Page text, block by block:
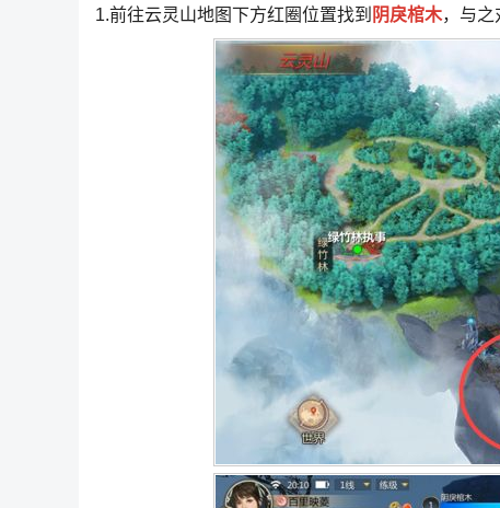
1.前往云灵山地图下方红圈位置找到 阴戾棺木，与之